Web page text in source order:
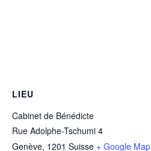
LIEU
Cabinet de Bénédicte
Rue Adolphe-Tschumi 4
Genève, 1201 Suisse + Google Map